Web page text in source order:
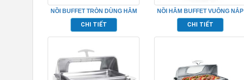
NỒI BUFFET TRÒN DÙNG HÂM
NÓNG SOUP – TP697022
CHI TIẾT
NỒI HÂM BUFFET VUÔNG NẮP
KÍNH TP697009
CHI TIẾT